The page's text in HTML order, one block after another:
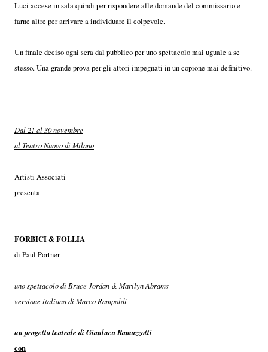
Luci accese in sala quindi per rispondere alle domande del commissario e
farne altre per arrivare a individuare il colpevole.
Un finale deciso ogni sera dal pubblico per uno spettacolo mai uguale a se
stesso. Una grande prova per gli attori impegnati in un copione mai definitivo.
Dal 21 al 30 novembre
al Teatro Nuovo di Milano
Artisti Associati
presenta
FORBICI & FOLLIA
di Paul Portner
uno spettacolo di Bruce Jordan & Marilyn Abrams
versione italiana di Marco Rampoldi
un progetto teatrale di Gianluca Ramazzotti
con